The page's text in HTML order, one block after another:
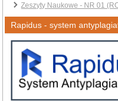
Zeszyty Naukowe - NR 01
Rapidus - system